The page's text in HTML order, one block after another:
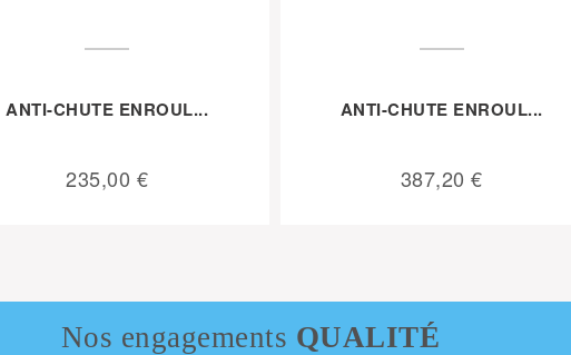
ANTI-CHUTE ENROUL...
235,00 €
ANTI-CHUTE ENROUL...
387,20 €
Nos engagements QUALITÉ